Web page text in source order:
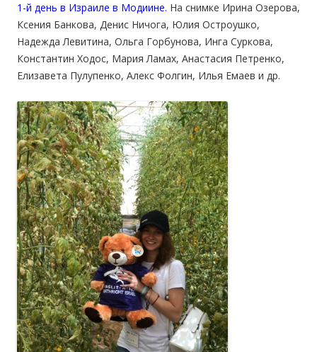
1-й день в Израиле в Модиине. На снимке Ирина Озерова,
Ксения Банкова, Денис Ничога, Юлия Остроушко,
Надежда Левитина, Ольга Горбунова, Инга Суркова,
Константин Ходос, Мария Ламах, Анастасия Петренко,
Елизавета Пулупенко, Алекс Фолгин, Илья Емаев и др.